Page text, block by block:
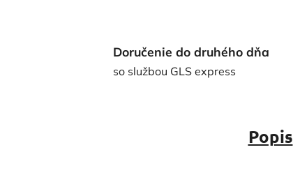
Doručenie do druhého dňa
so službou GLS express
Popis